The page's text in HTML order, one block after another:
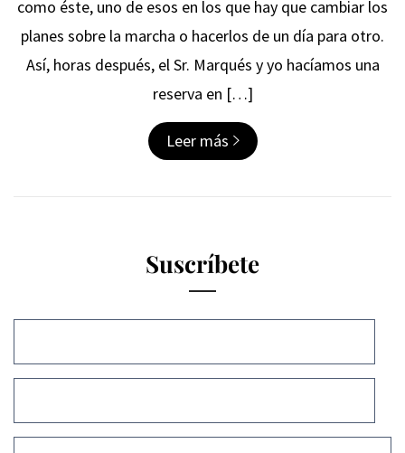
como éste, uno de esos en los que hay que cambiar los
planes sobre la marcha o hacerlos de un día para otro.
Así, horas después, el Sr. Marqués y yo hacíamos una
reserva en […]
Leer más
Suscríbete